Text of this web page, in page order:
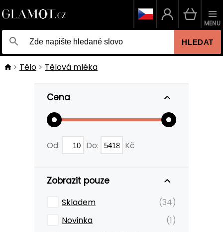
HLEDAT
MENU
Tělo Tělová mléka
Cena
Od: Do: Kč
Zobrazit pouze
Skladem
(34)
Novinka
(1)